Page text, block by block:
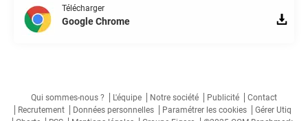
Télécharger
Google Chrome
Qui sommes-nous ? L'équipe Notre société Publicité
Contact
Recrutement
Données personnelles Paramétrer les cookies
Gérer Utiq